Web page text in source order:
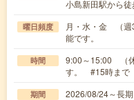
小島新田駅から
曜日頻度
月・水・金 （週
能です。
時間
9:00～15:00 （
す。 #15時まで
期間 2026/08/24～長